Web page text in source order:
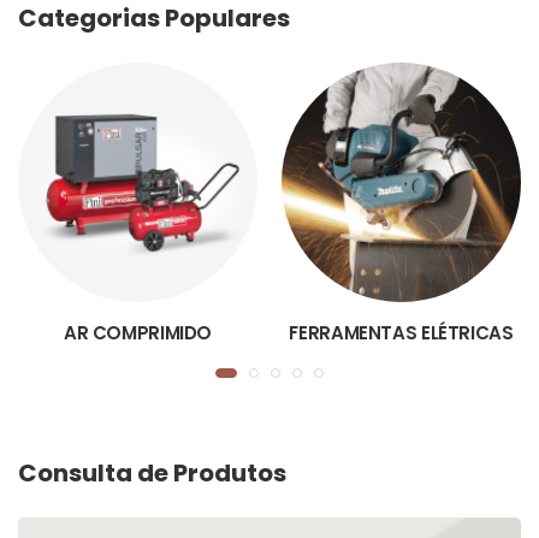
Categorias Populares
AR COMPRIMIDO FERRAMENTAS ELÉTRICAS
Consulta de Produtos